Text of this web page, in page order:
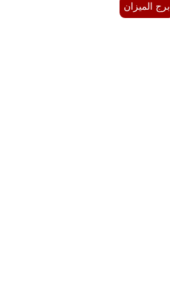
برج الميزان